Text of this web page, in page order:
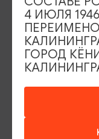
Туры и экскурсии
Сувениры
Гиды и
4 ИЮЛЯ
ГОРОД